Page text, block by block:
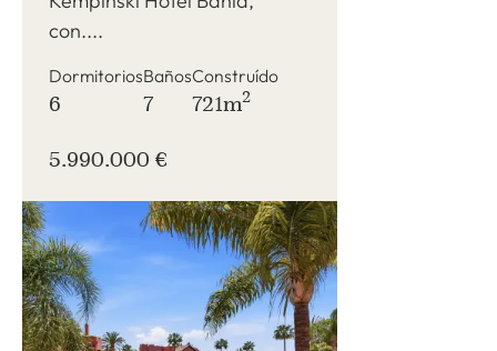
con....
Dormitorios
6
Baños
7
Construído
721m2
5.990.000 €